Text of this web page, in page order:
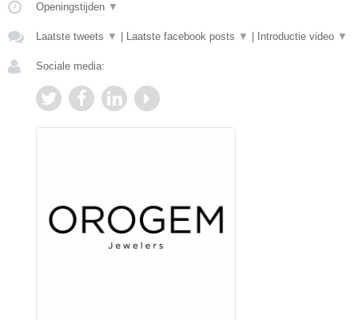
Openingstijden ▼
Laatste tweets ▼ Laatste facebook posts ▼ Introductie video ▼
Sociale media: